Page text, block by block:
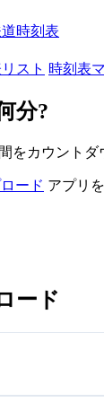
時刻表
スト 時刻表
分?
をカウント
ード アプリ
ード